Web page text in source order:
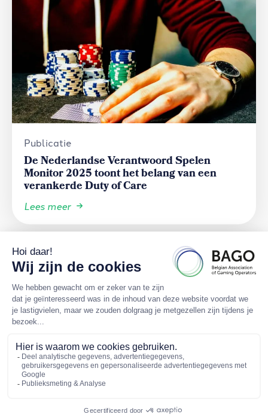
Publicatie
De Nederlandse Verantwoord Spelen
Monitor 2025 toont het belang van een
verankerde Duty of Care
Lees meer